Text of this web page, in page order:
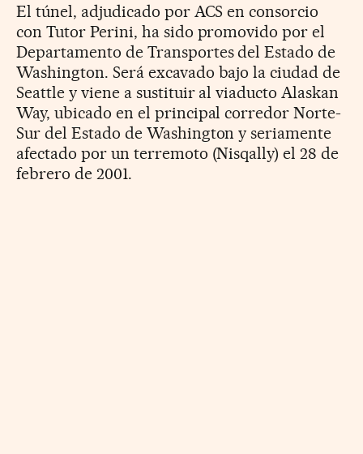
El túnel, adjudicado por ACS en consorcio
con Tutor Perini, ha sido promovido por el
Departamento de Transportes del Estado de
Washington. Será excavado bajo la ciudad de
Seattle y viene a sustituir al viaducto Alaskan
Way, ubicado en el principal corredor Norte-
Sur del Estado de Washington y seriamente
afectado por un terremoto (Nisqally) el 28 de
febrero de 2001.